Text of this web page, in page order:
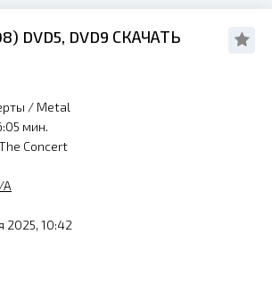
) DVD5, DVD9 СКАЧАТЬ
/ Metal
мин.
Concert
A
2025, 10:42